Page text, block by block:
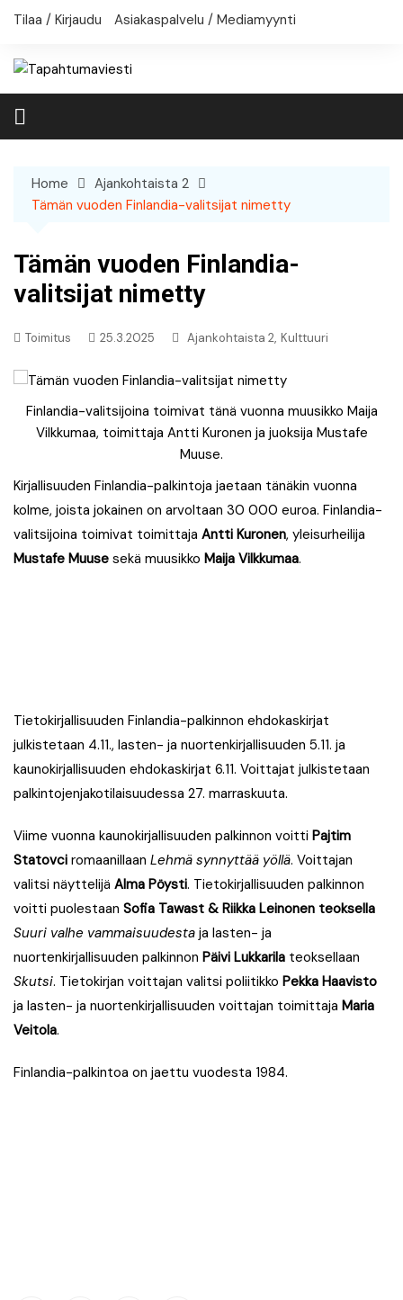
Skip
Tilaa / Kirjaudu Asiakaspalvelu / Mediamyynti
Home
Ajankohtaista 2
Tämän vuoden Finlandia-valitsijat nimetty
Tämän vuoden Finlandia-
valitsijat nimetty
Toimitus 25.3.2025 Ajankohtaista 2, Kulttuuri
Finlandia-valitsijoina toimivat tänä vuonna muusikko Maija
Vilkkumaa, toimittaja Antti Kuronen ja juoksija Mustafe
Muuse.
Kirjallisuuden Finlandia-palkintoja jaetaan tänäkin vuonna
kolme, joista jokainen on arvoltaan 30 000 euroa. Finlandia-
valitsijoina toimivat toimittaja Antti Kuronen, yleisurheilija
Mustafe Muuse sekä muusikko Maija Vilkkumaa.
Tietokirjallisuuden Finlandia-palkinnon ehdokaskirjat
julkistetaan 4.11., lasten- ja nuortenkirjallisuuden 5.11. ja
kaunokirjallisuuden ehdokaskirjat 6.11. Voittajat julkistetaan
palkintojenjakotilaisuudessa 27. marraskuuta.
Viime vuonna kaunokirjallisuuden palkinnon voitti Pajtim
Statovci romaanillaan Lehmä synnyttää yöllä. Voittajan
valitsi näyttelijä Alma Pöysti. Tietokirjallisuuden palkinnon
voitti puolestaan Sofia Tawast & Riikka Leinonen teoksella
Suuri valhe vammaisuudesta ja lasten- ja
nuortenkirjallisuuden palkinnon Päivi Lukkarila teoksellaan
Skutsi. Tietokirjan voittajan valitsi poliitikko Pekka Haavisto
ja lasten- ja nuortenkirjallisuuden voittajan toimittaja Maria
Veitola.
Finlandia-palkintoa on jaettu vuodesta 1984.